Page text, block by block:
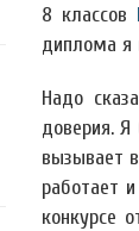
8 классов
диплома я
Надо
доверия.
вызывает
работает
конкурсе